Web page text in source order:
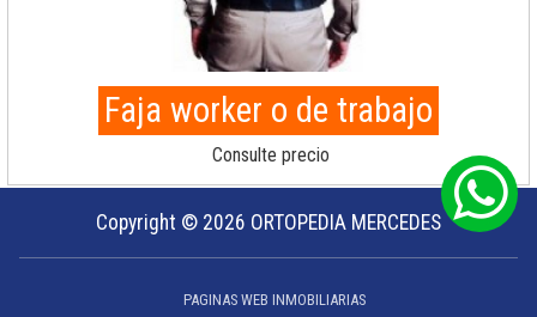
Faja worker o de trabajo
Consulte precio
Copyright © 2026 ORTOPEDIA MERCEDES
PAGINAS WEB INMOBILIARIAS